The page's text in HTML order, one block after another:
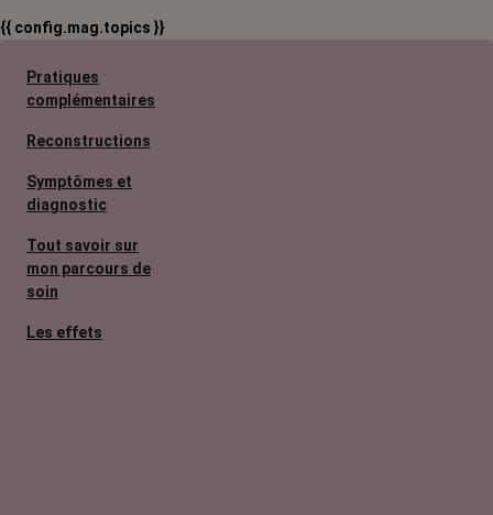
{{ config.mag.topics }}
Pratiques
complémentaires
Reconstructions
Symptômes et
diagnostic
Tout savoir sur
mon parcours de
soin
Les effets